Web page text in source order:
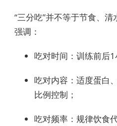
“三分吃”并不等于节食、
强调：
吃对时间：训练前后1
吃对内容：适度蛋白
比例控制；
吃对频率：规律饮食